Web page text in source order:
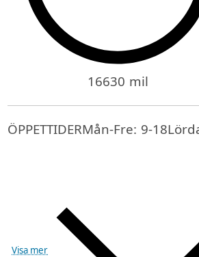
16630 mil
ÖPPETTIDERMån-Fre: 9-
Visa mer